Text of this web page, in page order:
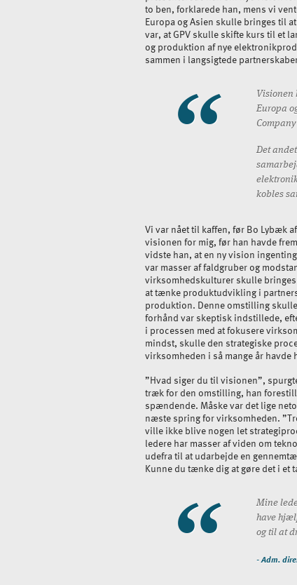
to ben, forklarede han, mens vi
Europa og Asien skulle bringes til
var, at GPV skulle skifte kurs til et
og produktion af nye
sammen i langsigtede
Visionen
Europa
Det
kobles
Vi var nået til kaffen, før Bo Lybæk
visionen for mig, før han havde
vidste han, at en ny vision
var masser af faldgruber og
virksomhedskulturer skulle
at tænke produktudvikling i
produktion. Denne omstilling
forhånd var skeptisk indstillede,
i processen med at fokusere
mindst, skulle den strategiske
virksomheden i så mange år havde
”Hvad siger du til visionen”,
træk for den omstilling, han
spændende. Måske var det lige
næste spring for virksomheden.
ville ikke blive nogen let
ledere har masser af viden om
udefra til at udarbejde en
Kunne du tænke dig at gøre det i et
Mine
have
og til at
- Adm.